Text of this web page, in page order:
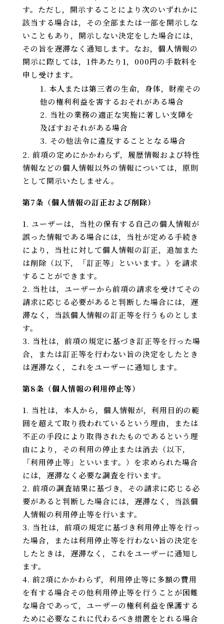
す。ただし，開示することにより次のいずれかに
該当する場合は，その全部または一部を開示しな
いこともあり，開示しない決定をした場合には，
その旨を遅滞なく通知します。なお，個人情報の
開示に際しては，1件あたり1，000円の手数料を
申し受けます。
本人または第三者の生命，身体，財産その
他の権利利益を害するおそれがある場合
当社の業務の適正な実施に著しい支障を
及ぼすおそれがある場合
その他法令に違反することとなる場合
前項の定めにかかわらず，履歴情報および特性
情報などの個人情報以外の情報については，原則
として開示いたしません。
第7条（個人情報の訂正および削除）
ユーザーは，当社の保有する自己の個人情報が
誤った情報である場合には，当社が定める手続き
により，当社に対して個人情報の訂正，追加また
は削除（以下，「訂正等」といいます。）を請求
することができます。
当社は，ユーザーから前項の請求を受けてその
請求に応じる必要があると判断した場合には，遅
滞なく，当該個人情報の訂正等を行うものとしま
す。
当社は，前項の規定に基づき訂正等を行った場
合，または訂正等を行わない旨の決定をしたとき
は遅滞なく，これをユーザーに通知します。
第8条（個人情報の利用停止等）
当社は，本人から，個人情報が，利用目的の範
囲を超えて取り扱われているという理由，または
不正の手段により取得されたものであるという理
由により，その利用の停止または消去（以下，
「利用停止等」といいます。）を求められた場合
には，遅滞なく必要な調査を行います。
前項の調査結果に基づき，その請求に応じる必
要があると判断した場合には，遅滞なく，当該個
人情報の利用停止等を行います。
当社は，前項の規定に基づき利用停止等を行っ
た場合，または利用停止等を行わない旨の決定を
したときは，遅滞なく，これをユーザーに通知し
ます。
前2項にかかわらず，利用停止等に多額の費用
を有する場合その他利用停止等を行うことが困難
な場合であって，ユーザーの権利利益を保護する
ために必要なこれに代わるべき措置をとれる場合